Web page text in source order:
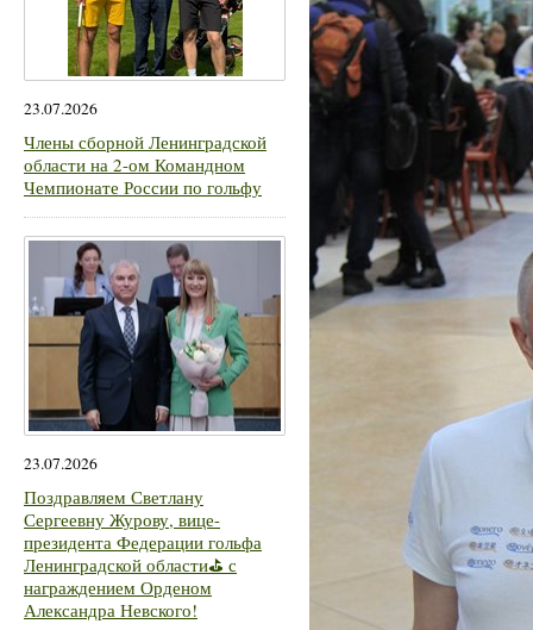
23.07.2026
Члены сборной Ленинградской
области на 2-ом Командном
Чемпионате России по гольфу
23.07.2026
Поздравляем Светлану
Сергеевну Журову, вице-
президента Федерации гольфа
Ленинградской области⛳ с
награждением Орденом
Александра Невского!